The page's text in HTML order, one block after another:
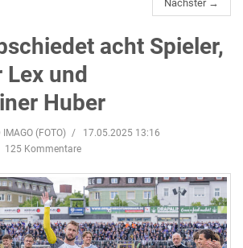
Nächster →
acht Spieler,
Lex und
Huber
IMAGO (FOTO)
17.05.2025 13:16
125 Kommentare